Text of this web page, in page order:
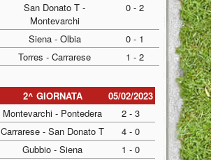
San Donato T -
Montevarchi
0 - 2
Siena - Olbia
0 - 1
Torres - Carrarese 1 - 2
2^ GIORNATA
05/02/2023
Montevarchi - Pontedera
2 - 3
Carrarese - San Donato T
4 - 0
Gubbio - Siena
1 - 0